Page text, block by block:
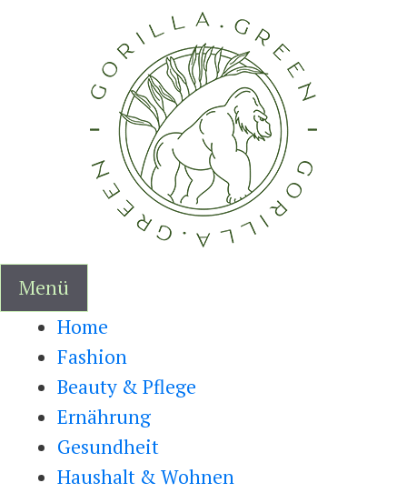
Menü
Home
Fashion
Beauty & Pflege
Ernährung
Gesundheit
Haushalt & Wohnen